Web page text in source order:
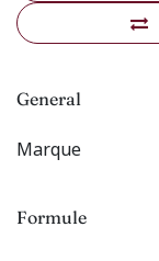
General
Marque
Formule